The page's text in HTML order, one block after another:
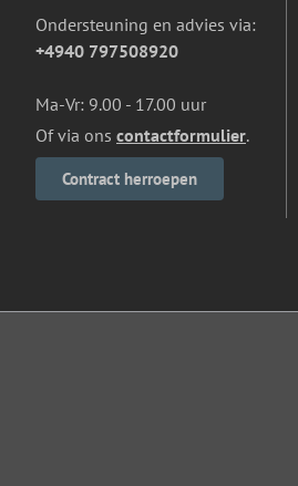
Ondersteuning en advies via:
+4940 797508920
Ma-Vr: 9.00 - 17.00 uur
Of via ons contactformulier.
Contract herroepen